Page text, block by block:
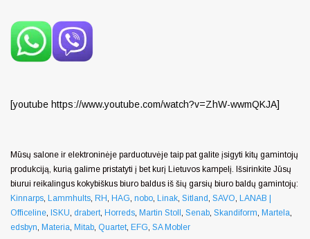
[youtube https://www.youtube.com/watch?v=ZhW-wwmQKJA]
Mūsų salone ir elektroninėje parduotuvėje taip pat galite įsigyti kitų gamintojų
produkciją, kurią galime pristatyti į bet kurį Lietuvos kampelį. Išsirinkite Jūsų
biurui reikalingus kokybiškus biuro baldus iš šių garsių biuro baldų gamintojų:
Kinnarps, Lammhults, RH, HAG, nobo, Linak, Sitland, SAVO, LANAB |
Officeline, ISKU, drabert, Horreds, Martin Stoll, Senab, Skandiform, Martela,
edsbyn, Materia, Mitab, Quartet, EFG, SA Mobler